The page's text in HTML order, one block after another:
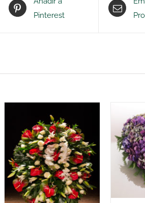
Pinterest